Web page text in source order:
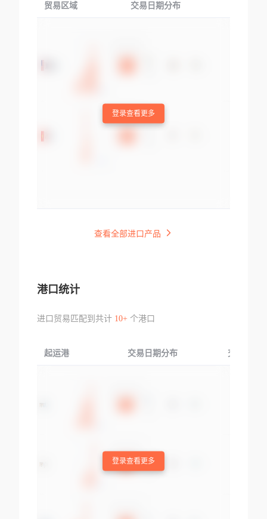
贸易区域 交易日期分布
登录查看更多
查看全部进口产品
港口统计
进口贸易匹配到共计 10+个港口
起运港 交易日期分布 交易产品
登录查看更多